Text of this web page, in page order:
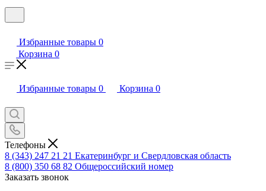
Избранные товары 0
Корзина 0
Избранные товары 0 Корзина 0
Телефоны
8 (343) 247 21 21 Екатеринбург и Свердловская область
8 (800) 350 68 82 Общероссийский номер
Заказать звонок